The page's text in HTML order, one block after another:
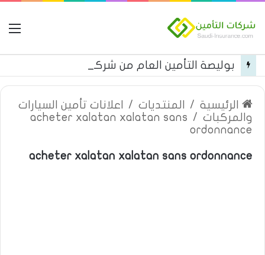
الرئيسية / المنتديات /
اعلانات تأمين السيارات
والمركبات /
acheter xalatan xalatan sans
ordonnance
acheter xalatan xalatan sans ordonnance